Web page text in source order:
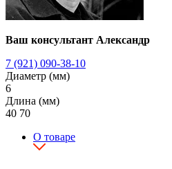
Ваш консультант Александр
7 (921) 090-38-10
Диаметр (мм)
6
Длина (мм)
40 70
О товаре